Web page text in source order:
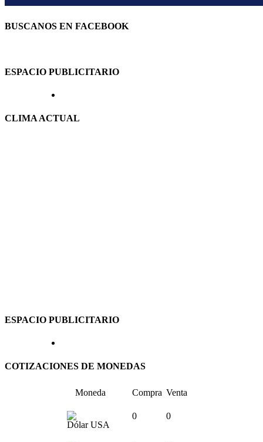
BUSCANOS EN FACEBOOK
ESPACIO PUBLICITARIO
CLIMA ACTUAL
ESPACIO PUBLICITARIO
COTIZACIONES DE MONEDAS
Moneda Compra Venta
Dólar USA
0 0